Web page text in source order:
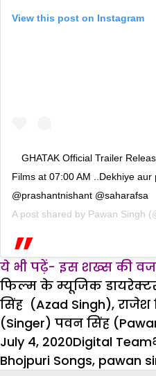
View this post on Instagram
GHATAK Official Trailer
Films at 07:00 AM ..Dekhiye
@prashantnishant @saharafsa
A post shared by Pawan Singh
ये भी पढ़ें- इस शख्स की वजह
फिल्म के म्यूजिक
सिंह (Azad Singh), राजेश
(Singer) पवन सिंह
Posted
on
July 4, 2020Author
Digital Team
Bhojpuri Songs, pawan